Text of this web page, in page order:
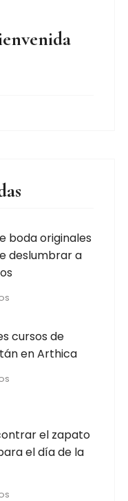
boda originales
deslumbrar a
cursos de
en Arthica
el zapato
el día de la